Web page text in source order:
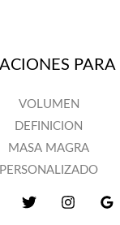
PARA
VOLUMEN
DEFINICION
MASA MAGRA
PERSONALIZADO